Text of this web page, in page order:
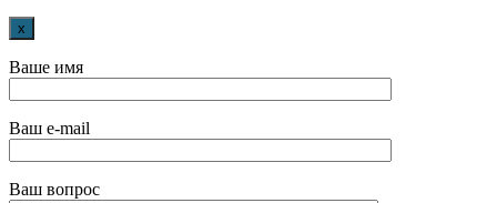
x
Ваше имя
Ваш e-mail
Ваш вопрос